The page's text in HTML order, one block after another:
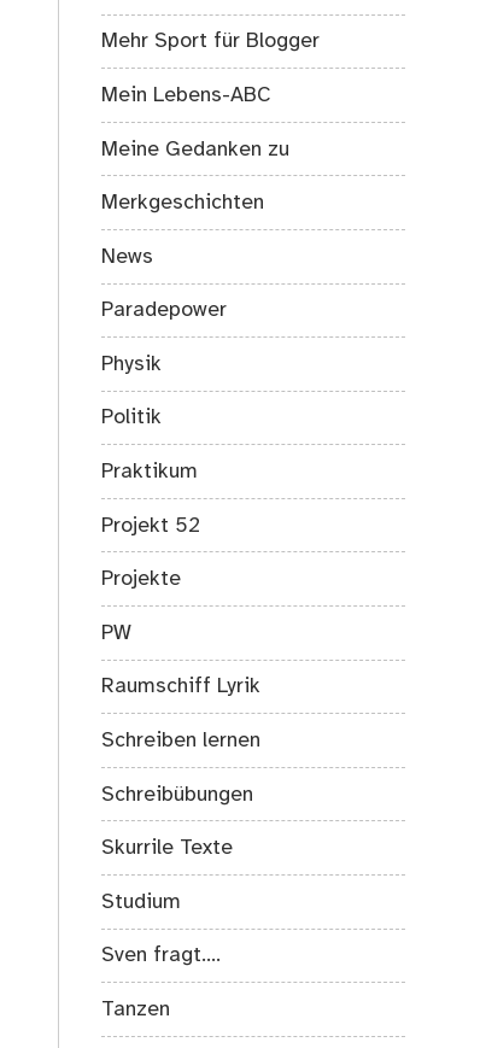
Mehr Sport für Blogger
Mein Lebens-ABC
Meine Gedanken zu
Merkgeschichten
News
Paradepower
Physik
Politik
Praktikum
Projekt 52
Projekte
PW
Raumschiff Lyrik
Schreiben lernen
Schreibübungen
Skurrile Texte
Studium
Sven fragt….
Tanzen